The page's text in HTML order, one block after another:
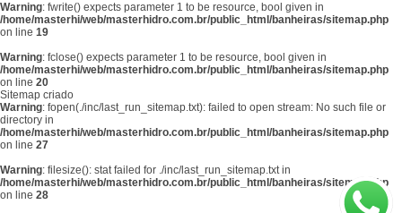
Warning: fwrite() expects parameter 1 to be resource, bool given in
/home/masterhi/web/masterhidro.com.br/public_html/banheiras/sitemap.php
on line 19
Warning: fclose() expects parameter 1 to be resource, bool given in
/home/masterhi/web/masterhidro.com.br/public_html/banheiras/sitemap.php
on line 20
Sitemap criado
Warning: fopen(./inc/last_run_sitemap.txt): failed to open stream: No such file or
directory in
/home/masterhi/web/masterhidro.com.br/public_html/banheiras/sitemap.php
on line 27
Warning: filesize(): stat failed for ./inc/last_run_sitemap.txt in
/home/masterhi/web/masterhidro.com.br/public_html/banheiras/sitemap.php
on line 28